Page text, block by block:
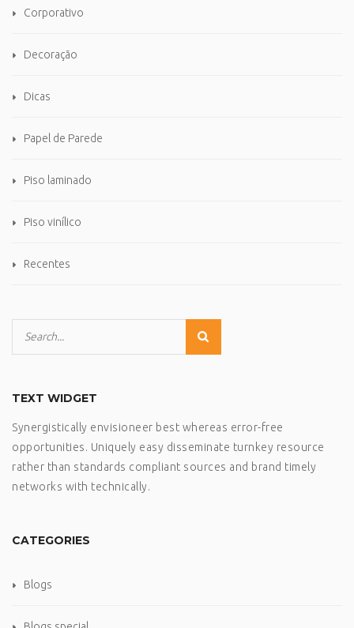
Corporativo
Decoração
Dicas
Papel de Parede
Piso laminado
Piso vinílico
Recentes
TEXT WIDGET
Synergistically envisioneer best whereas error-free
opportunities. Uniquely easy disseminate turnkey resource
rather than standards compliant sources and brand timely
networks with technically.
CATEGORIES
Blogs